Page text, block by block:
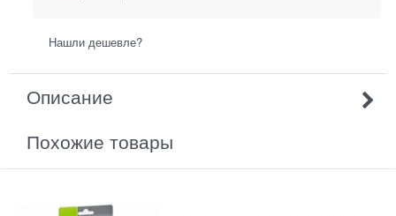
Нашли дешевле?
Описание
Похожие товары